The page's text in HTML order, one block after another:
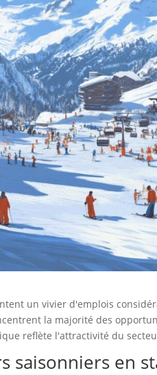
un vivier d'emplois
la majorité des
reflète l'attractivité du
saisonniers en